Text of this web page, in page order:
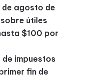
de agosto de
útiles
$100 por
de impuestos
fin de